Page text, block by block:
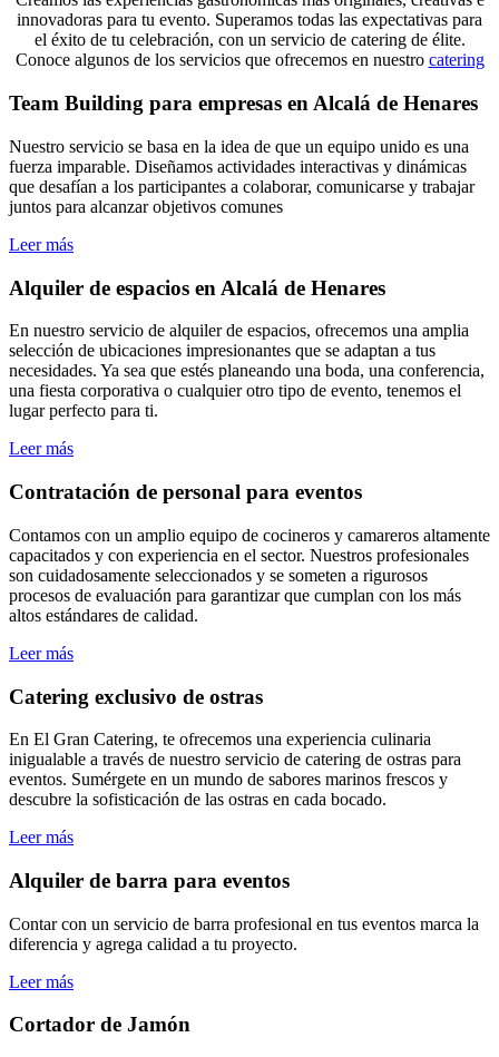
innovadoras para tu evento. Superamos todas las expectativas para
el éxito de tu celebración, con un servicio de catering de élite.
Conoce algunos de los servicios que ofrecemos en nuestro catering
Team Building para empresas en Alcalá de Henares
Nuestro servicio se basa en la idea de que un equipo unido es una
fuerza imparable. Diseñamos actividades interactivas y dinámicas
que desafían a los participantes a colaborar, comunicarse y trabajar
juntos para alcanzar objetivos comunes
Leer más
Alquiler de espacios en Alcalá de Henares
En nuestro servicio de alquiler de espacios, ofrecemos una amplia
selección de ubicaciones impresionantes que se adaptan a tus
necesidades. Ya sea que estés planeando una boda, una conferencia,
una fiesta corporativa o cualquier otro tipo de evento, tenemos el
lugar perfecto para ti.
Leer más
Contratación de personal para eventos
Contamos con un amplio equipo de cocineros y camareros altamente
capacitados y con experiencia en el sector. Nuestros profesionales
son cuidadosamente seleccionados y se someten a rigurosos
procesos de evaluación para garantizar que cumplan con los más
altos estándares de calidad.
Leer más
Catering exclusivo de ostras
En El Gran Catering, te ofrecemos una experiencia culinaria
inigualable a través de nuestro servicio de catering de ostras para
eventos. Sumérgete en un mundo de sabores marinos frescos y
descubre la sofisticación de las ostras en cada bocado.
Leer más
Alquiler de barra para eventos
Contar con un servicio de barra profesional en tus eventos marca la
diferencia y agrega calidad a tu proyecto.
Leer más
Cortador de Jamón